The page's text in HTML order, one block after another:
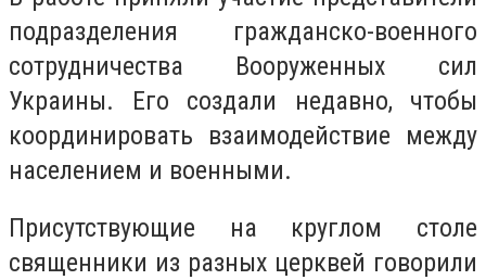
подразделения гражданско-военного
сотрудничества Вооруженных сил
Украины. Его создали недавно, чтобы
координировать взаимодействие между
населением и военными.
Присутствующие на круглом столе
священники из разных церквей говорили